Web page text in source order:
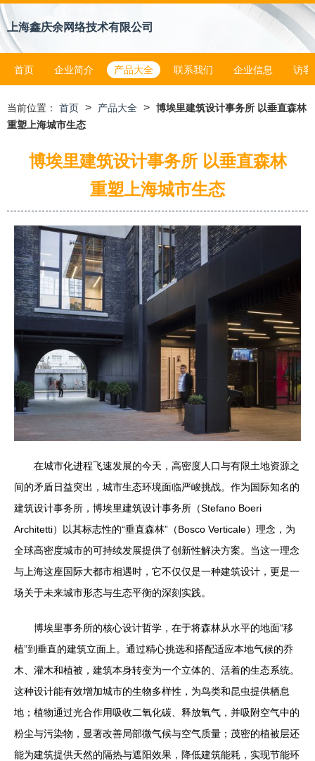
上海鑫庆余网络技术有限公司
首页 企业简介 产品大全 联系我们 企业信息 访客
当前位置： 首页 > 产品大全 > 博埃里建筑设计事务所 以垂直森林
重塑上海城市生态
博埃里建筑设计事务所 以垂直森林
重塑上海城市生态
在城市化进程飞速发展的今天，高密度人口与有限土地资源之
间的矛盾日益突出，城市生态环境面临严峻挑战。作为国际知名的
建筑设计事务所，博埃里建筑设计事务所（Stefano Boeri
Architetti）以其标志性的“垂直森林”（Bosco Verticale）理念，为
全球高密度城市的可持续发展提供了创新性解决方案。当这一理念
与上海这座国际大都市相遇时，它不仅仅是一种建筑设计，更是一
场关于未来城市形态与生态平衡的深刻实践。
博埃里事务所的核心设计哲学，在于将森林从水平的地面“移
植”到垂直的建筑立面上。通过精心挑选和搭配适应本地气候的乔
木、灌木和植被，建筑本身转变为一个立体的、活着的生态系统。
这种设计能有效增加城市的生物多样性，为鸟类和昆虫提供栖息
地；植物通过光合作用吸收二氧化碳、释放氧气，并吸附空气中的
粉尘与污染物，显著改善局部微气候与空气质量；茂密的植被层还
能为建筑提供天然的隔热与遮阳效果，降低建筑能耗，实现节能环